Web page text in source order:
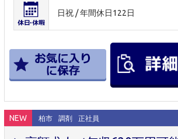
日祝 / 年間休日122日
NEW 柏市 調剤 正社員